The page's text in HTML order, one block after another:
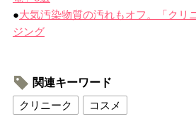
●大気汚染物質の汚れもオフ。「クリ
ジング
関連キーワード
クリニーク
コスメ